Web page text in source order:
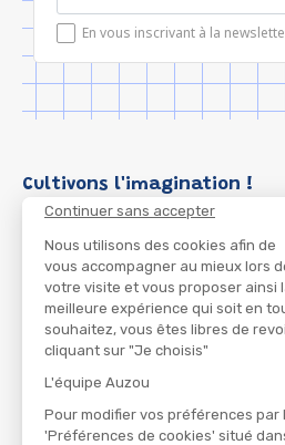
Continuer sans accepter
Nous utilisons des cookies afin de
vous accompagner au mieux lors
votre visite et vous proposer ainsi
meilleure expérience qui soit en
souhaitez, vous êtes libres de
cliquant sur "Je choisis"
L'équipe Auzou
Pour modifier vos préférences par
'Préférences de cookies' situé
En vous inscrivant à la
Cultivons l'imagination !